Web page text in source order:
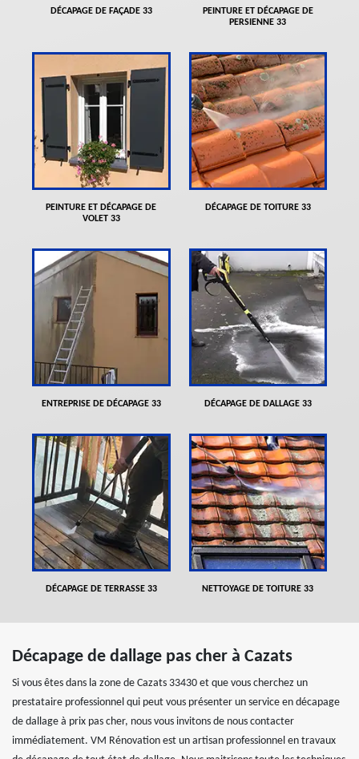
DÉCAPAGE DE FAÇADE 33
PEINTURE ET DÉCAPAGE DE
PERSIENNE 33
PEINTURE ET DÉCAPAGE DE
VOLET 33
DÉCAPAGE DE TOITURE 33
ENTREPRISE DE DÉCAPAGE 33 DÉCAPAGE DE DALLAGE 33
DÉCAPAGE DE TERRASSE 33 NETTOYAGE DE TOITURE 33
Décapage de dallage pas cher à Cazats
Si vous êtes dans la zone de Cazats 33430 et que vous cherchez un
prestataire professionnel qui peut vous présenter un service en décapage
de dallage à prix pas cher, nous vous invitons de nous contacter
immédiatement. VM Rénovation est un artisan professionnel en travaux